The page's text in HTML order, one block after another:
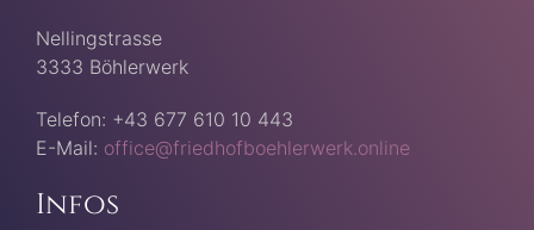
Nellingstrasse
3333 Böhlerwerk
Telefon: +43 677 610 10 443
E-Mail: office@friedhofboehlerwerk.online
Infos